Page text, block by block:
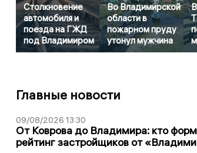
Столкновение
автомобиля и
поезда на ГЖД
под Владимиром
Во Владимирской
области в
пожарном пруду
утонул мужчина
Главные новости
09/08/2026 13:30
От Коврова до Владимира: кто
рейтинг застройщиков от